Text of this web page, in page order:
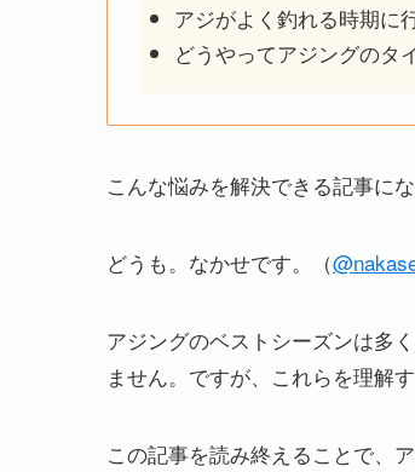
アジがよく釣れる時期に
どうやってアジングのタ
こんな悩みを解決できる記事に
どうも。なかせです。（
アジングのベストシーズンは多
ません。ですが、これらを理解
この記事を読み終えることで、